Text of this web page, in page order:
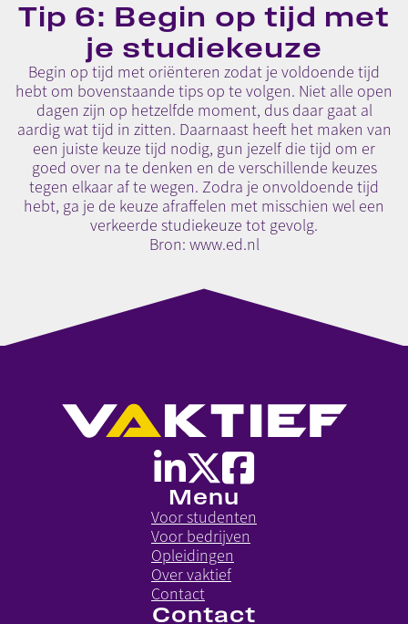
Tip 6: Begin op tijd met
je studiekeuze
Begin op tijd met oriënteren zodat je voldoende tijd
hebt om bovenstaande tips op te volgen. Niet alle open
dagen zijn op hetzelfde moment, dus daar gaat al
aardig wat tijd in zitten. Daarnaast heeft het maken van
een juiste keuze tijd nodig, gun jezelf die tijd om er
goed over na te denken en de verschillende keuzes
tegen elkaar af te wegen. Zodra je onvoldoende tijd
hebt, ga je de keuze afraffelen met misschien wel een
verkeerde studiekeuze tot gevolg.
Bron: www.ed.nl
Menu
Voor studenten
Voor bedrijven
Opleidingen
Over vaktief
Contact
Contact